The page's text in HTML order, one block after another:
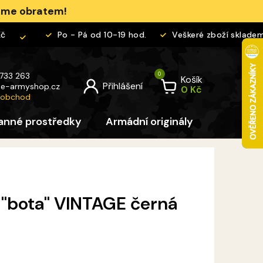
obratem!
Po - Pá od 10-19 hod. Veškeré zboží skladem
263
e-armyshop.cz
Košík
prostředky Armádní originály Pro děti
VINTAGE černá